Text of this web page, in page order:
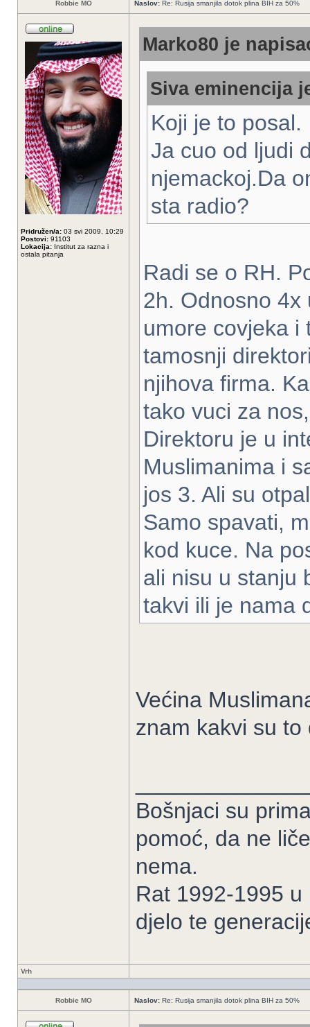
Robbie MO Naslov: Re: Rusija smanjila dotok plina BIH za 50%
Pridružen/a: 03 svi 2009, 10:29
Postovi: 91103
Lokacija: Institut za razna i
ostala pitanja
Marko80 je
Siva eminencija
Koji je to posal.
Ja cuo od ljudi
njemackoj.Da
sta radio?
Radi se o RH.
2h. Odnosno 4x
umore covjeka i
tamosnji
njihova firma.
tako vuci za
Direktoru je u
Muslimanima i
jos 3. Ali su
Samo spavati,
kod kuce. Na
ali nisu u stanju
takvi ili je nama
Većina
znam kakvi su
Bošnjaci su
pomoć, da ne
nema.
Rat 1992-1995
djelo te
Vrh
Robbie MO Naslov: Re: Rusija smanjila dotok plina BIH za 50%